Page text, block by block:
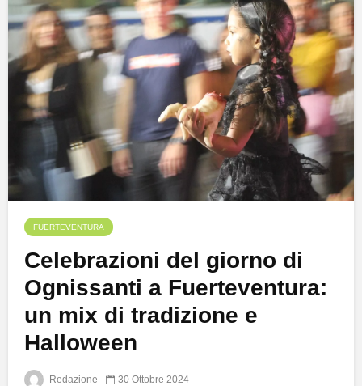
FUERTEVENTURA
Celebrazioni del giorno di
Ognissanti a Fuerteventura:
un mix di tradizione e
Halloween
Redazione 30 Ottobre 2024